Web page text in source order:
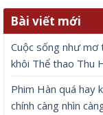
Bài viết mới
Cuộc sống như
khôi Thể thao Thu
Phim Hàn quá hay
chính càng nhìn